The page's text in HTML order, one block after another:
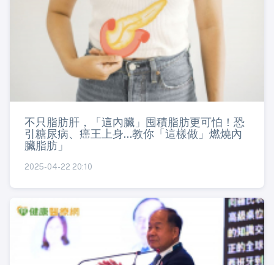
不只脂肪肝，「這內臟」囤積脂肪更可怕！恐
引糖尿病、癌王上身...教你「這樣做」燃燒內
臟脂肪」
2025-04-22 20:10